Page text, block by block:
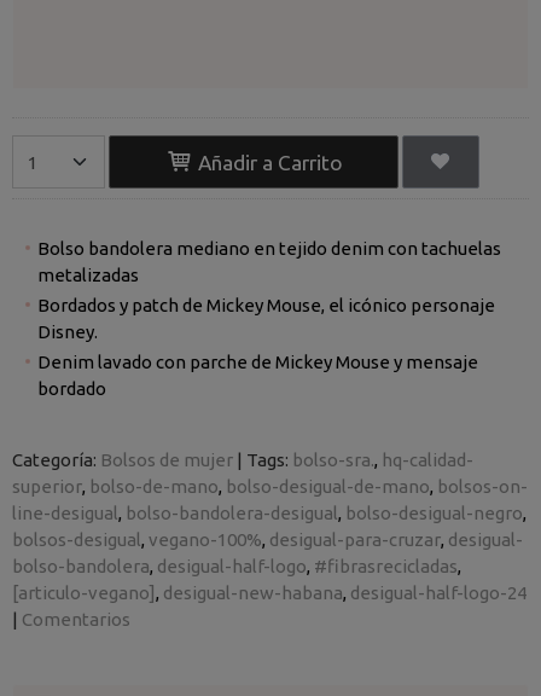
Añadir a Carrito
Bolso bandolera mediano en tejido denim con tachuelas
metalizadas
Bordados y patch de Mickey Mouse, el icónico personaje
Disney.
Denim lavado con parche de Mickey Mouse y mensaje
bordado
Categoría: Bolsos de mujer | Tags: bolso-sra. hq-calidad-
superior bolso-de-mano bolso-desigual-de-mano bolsos-on-
line-desigual
bolso-bandolera-desigual
bolso-desigual-negro
bolsos-desigual
vegano-100% desigual-para-cruzar desigual-
bolso-bandolera desigual-half-logo #fibrasrecicladas
[articulo-vegano] desigual-new-habana desigual-half-logo-24
| Comentarios